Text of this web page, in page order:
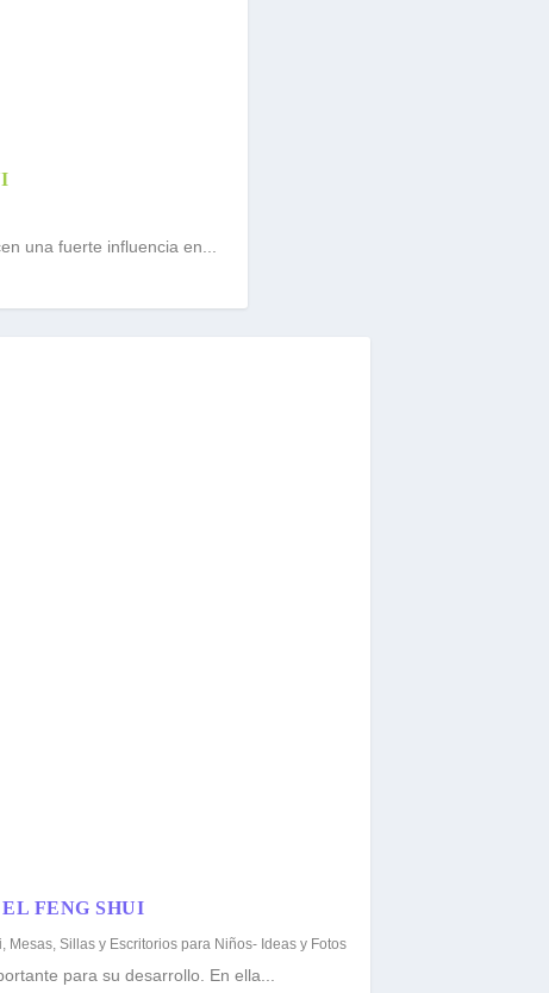
una fuerte influencia en...
FENG SHUI
, Mesas, Sillas y Escritorios para Niños- Ideas y Fotos
para su desarrollo. En ella...